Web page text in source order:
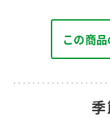
この商